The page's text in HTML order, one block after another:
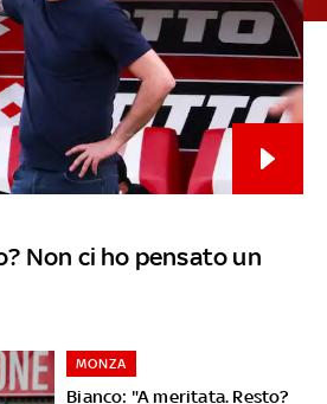
Non ci ho pensato un
Bianco: "A meritata. Resto?
MONZA